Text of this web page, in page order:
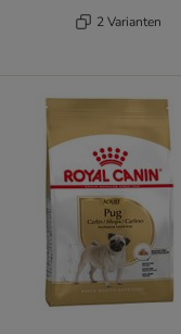
2 Varianten